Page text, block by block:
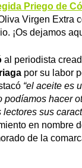
Priego de
Virgen Extra
¡Os dejamos
al periodista
por su labor
“el aceite es
hacer
sus
en nombre
de la